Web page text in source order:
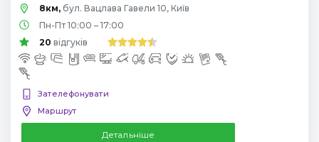
8км, бул. Вацлава Гавели 10, Київ
Пн-Пт 10:00 – 17:00
20 відгуків
Зателефонувати
Маршрут
Детальніше